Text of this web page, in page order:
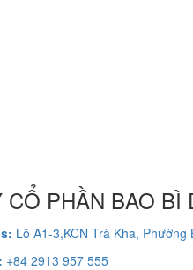
CỔ PHẦN BAO BÌ
Lô A1-3,KCN Trà Kha,
+84 2913 957 555